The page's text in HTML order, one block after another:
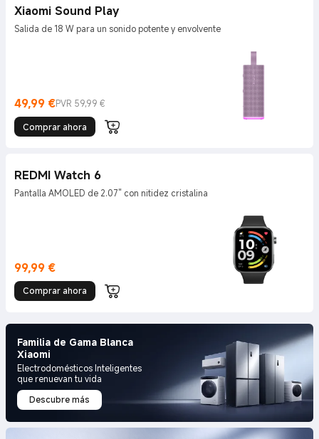
Xiaomi Sound Play
Salida de 18 W para un sonido potente y envolvente
49,99 €
Current Price €49.99
PVR 59,99 €
Precio de mercado 59,99 €
Comprar ahora
REDMI Watch 6
Pantalla AMOLED de 2.07" con nitidez cristalina
99,99 €
Current Price €99.99
Comprar ahora
Familia de Gama Blanca
Xiaomi
Electrodomésticos Inteligentes
que renuevan tu vida
Descubre más